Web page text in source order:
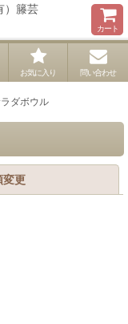
）籐芸
カート
お気に入り 問い合わせ
ダボウル
変更